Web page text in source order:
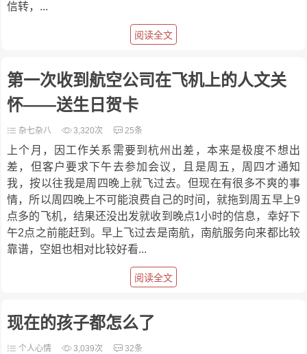
信转，...
阅读全文
第一次收到航空公司在飞机上的人文关
怀——送生日贺卡
杂七杂八 3,320次 25条
上个月，因工作关系需要到杭州出差，本来是极度不想出
差，但客户要求下午去参加会议，且是周五，周四才通知
我，按以往我是周四晚上就飞过去。但现在有很多不爽的事
情，所以周四晚上不可能浪费自己的时间，就拖到周五早上9
点多的飞机，结果还没出发就收到晚点1小时的信息，幸好下
午2点之前能赶到。早上飞过去是南航，南航服务向来都比较
靠谱，空姐也相对比较好看...
阅读全文
现在的孩子都怎么了
个人心情 3,039次 32条